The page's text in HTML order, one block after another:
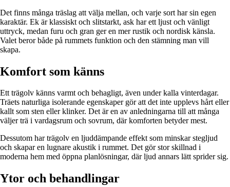
Det finns många träslag att välja mellan, och varje sort har sin egen
karaktär. Ek är klassiskt och slitstarkt, ask har ett ljust och vänligt
uttryck, medan furu och gran ger en mer rustik och nordisk känsla.
Valet beror både på rummets funktion och den stämning man vill
skapa.
Komfort som känns
Ett trägolv känns varmt och behagligt, även under kalla vinterdagar.
Träets naturliga isolerande egenskaper gör att det inte upplevs hårt eller
kallt som sten eller klinker. Det är en av anledningarna till att många
väljer trä i vardagsrum och sovrum, där komforten betyder mest.
Dessutom har trägolv en ljuddämpande effekt som minskar stegljud
och skapar en lugnare akustik i rummet. Det gör stor skillnad i
moderna hem med öppna planlösningar, där ljud annars lätt sprider sig.
Ytor och behandlingar